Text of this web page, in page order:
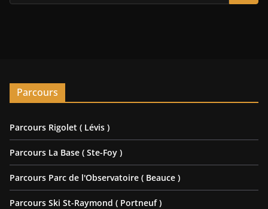
Parcours
Parcours Rigolet ( Lévis )
Parcours La Base ( Ste-Foy )
Parcours Parc de l'Observatoire ( Beauce )
Parcours Ski St-Raymond ( Portneuf )